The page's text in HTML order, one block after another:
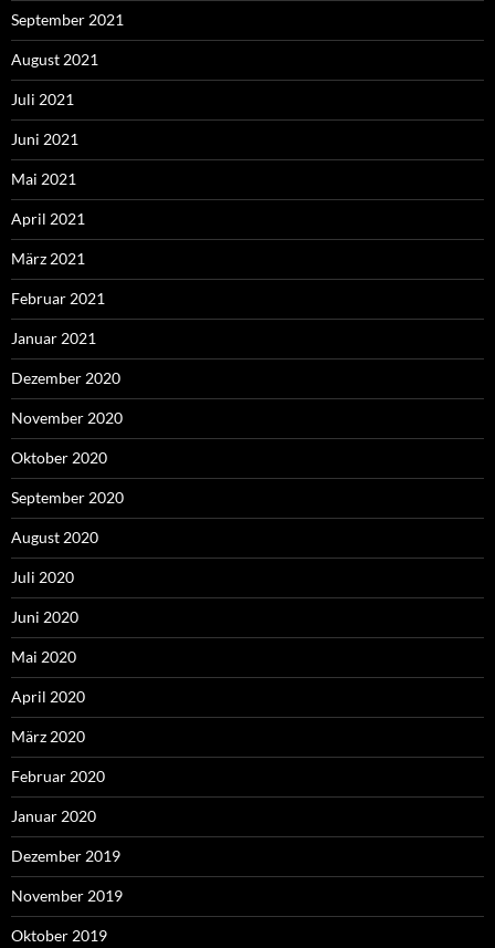
September 2021
August 2021
Juli 2021
Juni 2021
Mai 2021
April 2021
März 2021
Februar 2021
Januar 2021
Dezember 2020
November 2020
Oktober 2020
September 2020
August 2020
Juli 2020
Juni 2020
Mai 2020
April 2020
März 2020
Februar 2020
Januar 2020
Dezember 2019
November 2019
Oktober 2019